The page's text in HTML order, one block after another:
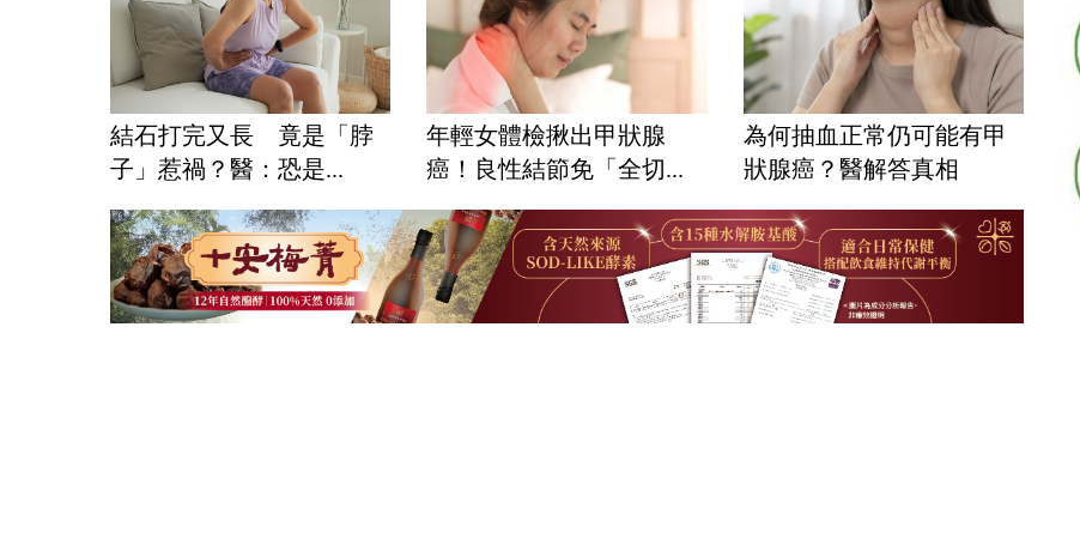
結石打完又長 竟是「脖
子」惹禍？醫：恐是...
年輕女體檢揪出甲狀腺
癌！良性結節免「全切...
為何抽血正常仍可能有甲
狀腺癌？醫解答真相